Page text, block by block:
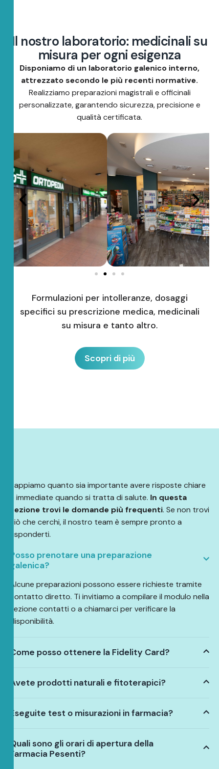
Il nostro laboratorio: medicinalisu
misura per ogni esigenza
Disponiamo di un laboratorio galenico interno,
attrezzato secondo le più recenti normative.
Realizziamo preparazioni magistrali e officinali
personalizzate, garantendo sicurezza, precisione e
qualità certificata.
Formulazioni per intolleranze, dosaggi
specifici su prescrizione medica, medicinali
su misura e tanto altro.
Scopri di più
Sappiamo quanto sia importante avere risposte chiare
e immediate quando si tratta di salute. In questa
sezione trovi le domande più frequenti. Se non trovi
ciò che cerchi, il nostro team è sempre pronto a
risponderti.
Posso prenotare una preparazione
galenica?
Alcune preparazioni possono essere richieste tramite
contatto diretto. Ti invitiamo a compilare il modulo nella
sezione contatti o a chiamarci per verificare la
disponibilità.
Come posso ottenere la Fidelity Card?
Avete prodotti naturali e fitoterapici?
Eseguite test o misurazioni in farmacia?
Quali sono gli orari di apertura della
Farmacia Pesenti?